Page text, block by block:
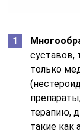
суставов,
только
терапию,
такие как